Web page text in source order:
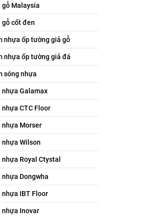
gỗ Malaysia
gỗ cốt đen
nhựa ốp tường giả gỗ
nhựa ốp tường giả đá
sóng nhựa
nhựa Galamax
nhựa CTC Floor
nhựa Morser
nhựa Wilson
nhựa Royal Ctystal
nhựa Dongwha
nhựa IBT Floor
nhựa Inovar